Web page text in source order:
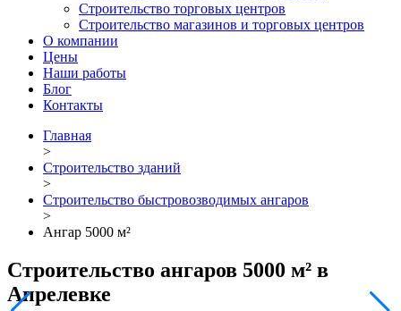
Строительство торговых центров
Строительство магазинов и торговых центров
О компании
Цены
Наши работы
Блог
Контакты
Главная
>
Строительство зданий
>
Строительство быстровозводимых ангаров
>
Ангар 5000 м²
Строительство ангаров 5000 м² в
Апрелевке